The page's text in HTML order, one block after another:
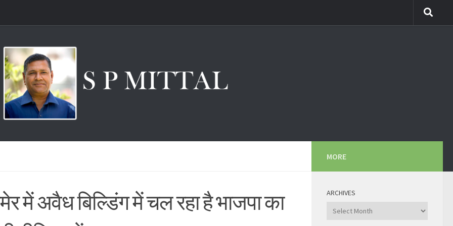
में अवैध बिल्डिंग में चल रहा है भाजपा का
MORE
ARCHIVES
Archives